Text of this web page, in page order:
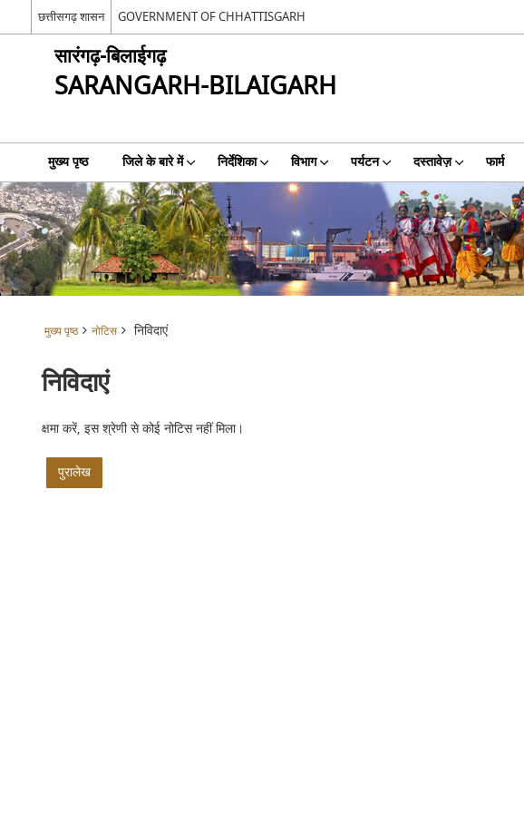
छत्तीसगढ़ शासन GOVERNMENT OF CHHATTISGARH
सारंगढ़-बिलाईगढ़
SARANGARH-BILAIGARH
मुख्य पृष्ठ जिले के बारे में निर्देशिका विभाग पर्यटन दस्तावेज़ फार्म
मुख्य पृष्ठ नोटिस निविदाएं
निविदाएं
क्षमा करें, इस श्रेणी से कोई नोटिस नहीं मिला।
पुरालेख